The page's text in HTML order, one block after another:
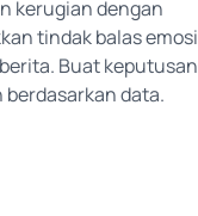
kerugian dengan
tindak balas emosi
Buat keputusan
berdasarkan data.